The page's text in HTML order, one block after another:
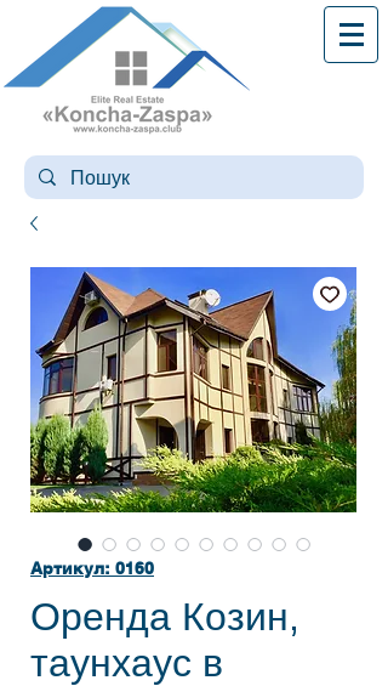
Артикул: 0160
Оренда Козин,
таунхаус в